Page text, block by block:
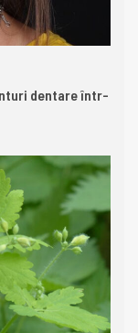
dentare într-